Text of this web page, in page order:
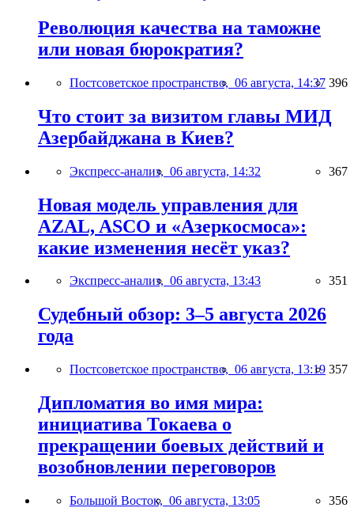
Революция качества на таможне
или новая бюрократия?
Постсоветское пространство, 06 августа, 14:37 396
Что стоит за визитом главы МИД
Азербайджана в Киев?
Экспресс-анализ, 06 августа, 14:32 367
Новая модель управления для
AZAL, ASCO и «Азеркосмоса»:
какие изменения несёт указ?
Экспресс-анализ, 06 августа, 13:43 351
Судебный обзор: 3–5 августа 2026
года
Постсоветское пространство, 06 августа, 13:19 357
Дипломатия во имя мира:
инициатива Токаева о
прекращении боевых действий и
возобновлении переговоров
Большой Восток, 06 августа, 13:05 356